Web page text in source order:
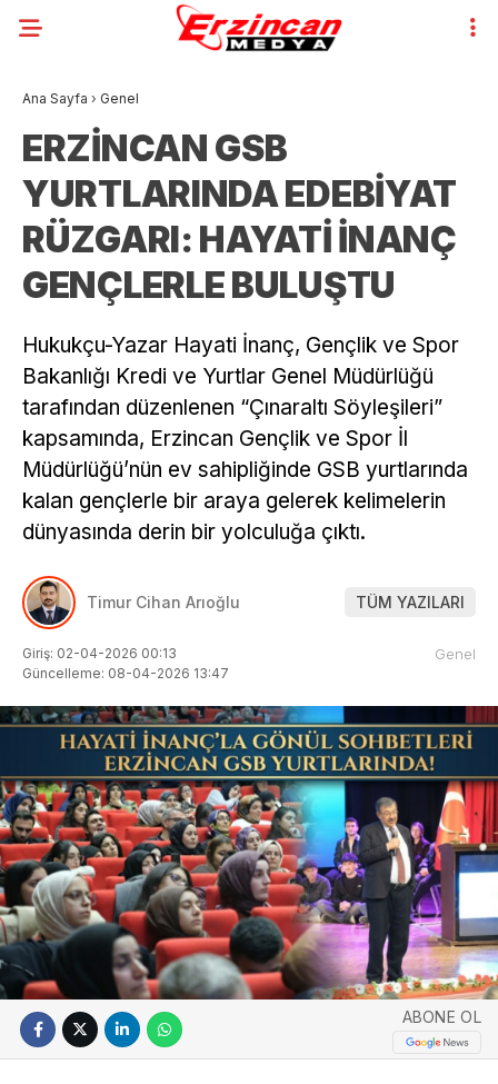
Ana Sayfa › Genel
ERZİNCAN GSB
YURTLARINDA EDEBİYAT
RÜZGARI: HAYATİ İNANÇ
GENÇLERLE BULUŞTU
Hukukçu-Yazar Hayati İnanç, Gençlik ve Spor
Bakanlığı Kredi ve Yurtlar Genel Müdürlüğü
tarafından düzenlenen “Çınaraltı Söyleşileri”
kapsamında, Erzincan Gençlik ve Spor İl
Müdürlüğü’nün ev sahipliğinde GSB yurtlarında
kalan gençlerle bir araya gelerek kelimelerin
dünyasında derin bir yolculuğa çıktı.
Timur Cihan Arıoğlu TÜM YAZILARI
Giriş: 02-04-2026 00:13
Güncelleme: 08-04-2026 13:47
Genel
ABONE OL